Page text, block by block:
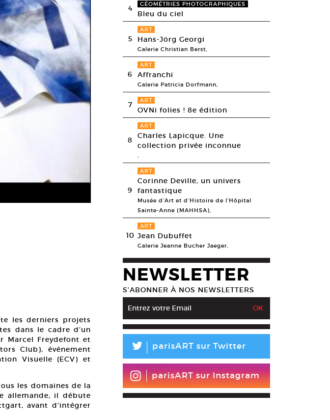
Malte Martin, Ciels de Nantes (détail), 2012.
Courtesy Entre Deux, Nantes, © Malte Martin
les derniers projets
dans le cadre d’un
Marcel Freydefont et
Club), événement
Visuelle (ECV) et
les domaines de la
allemande, il débute
avant d’intégrer
4 GÉOMÉTRIES PHOTOGRAPHIQUES
Bleu du ciel
5
ART
Hans-Jörg Georgi
Galerie Christian Berst,
6
ART
Affranchi
Galerie Patricia Dorfmann,
7 ART
OVNi folies ! 8e édition
8
ART
Charles Lapicque. Une
collection privée inconnue
,
9
ART
Corinne Deville, un univers
fantastique
Musée d’Art et d’Histoire de l’Hôpital
Sainte-Anne (MAHHSA),
10
ART
Jean Dubuffet
Galerie Jeanne Bucher Jaeger,
NEWSLETTER
S’ABONNER À NOS NEWSLETTERS
L parisART sur Twitter
parisART sur Instagram